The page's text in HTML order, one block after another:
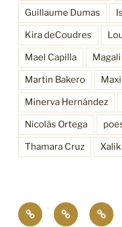
Guillaume Dumas
Kira deCoudres
Mael Capilla
Martin Bakero
Minerva Hernández
Nicolás Ortega
Thamara Cruz
Empatía¿Quiénes